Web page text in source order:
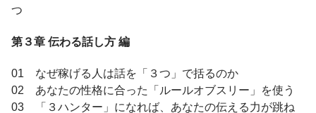
つ
第３章 伝わる話し方 編
01 なぜ稼げる人は話を「３つ」で括るのか
02 あなたの性格に合った「ルールオブスリー」を使う
03 「３ハンター」になれば、あなたの伝える力が跳ね